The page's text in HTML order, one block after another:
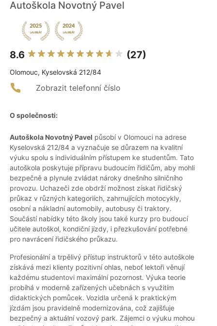
Autoškola Novotný Pavel
8.6 (27)
Olomouc, Kyselovská 212/84
Zobrazit telefonní číslo
O společnosti:
Autoškola Novotný Pavel působí v Olomouci na adrese
Kyselovská 212/84 a vyznačuje se důrazem na kvalitní
výuku spolu s individuálním přístupem ke studentům. Tato
autoškola poskytuje přípravu budoucím řidičům, aby mohli
bezpečně a plynule zvládat nároky dnešního silničního
provozu. Uchazeči zde obdrží možnost získat řidičský
průkaz v různých kategoriích, zahrnujících motocykly,
osobní a nákladní automobily, autobusy či traktory.
Součástí nabídky této školy jsou také kurzy pro budoucí
učitele autoškol, kondiční jízdy, i přezkušování potřebné
pro navrácení řidičského průkazu.
Profesionální a trpělivý přístup instruktorů v této autoškole
získává mezi klienty pozitivní ohlas, neboť lektoři věnují
každému studentovi maximální pozornost. Výuka teorie
probíhá v moderně zařízených učebnách s využitím
didaktických pomůcek. Vozidla určená k praktickým
jízdám jsou pravidelně modernizována, což zajišťuje
bezpečný a aktuální vozový park. Zájemci o výuku mohou